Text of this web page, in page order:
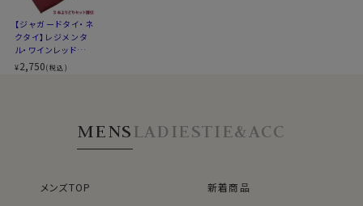
【ジャガードタイ・ネ
クタイ】レジメンタ
ル・ワインレッド×ブ
ラウン
¥2,750(税込)
MENSLADIESTIE&ACC
メンズTOP
新着商品